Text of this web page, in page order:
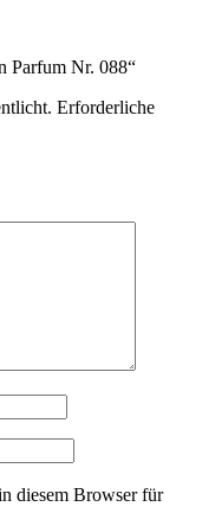
Parfum Nr. 088“
Erforderliche
diesem Browser für